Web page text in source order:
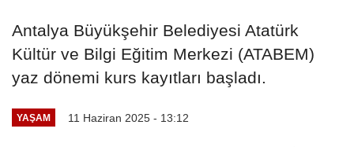
Antalya Büyükşehir Belediyesi Atatürk
Kültür ve Bilgi Eğitim Merkezi (ATABEM)
yaz dönemi kurs kayıtları başladı.
YAŞAM 11 Haziran 2025 - 13:12